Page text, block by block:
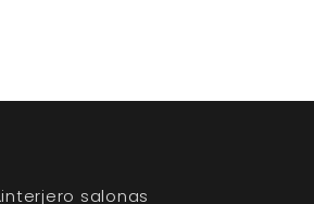
interjero salonas